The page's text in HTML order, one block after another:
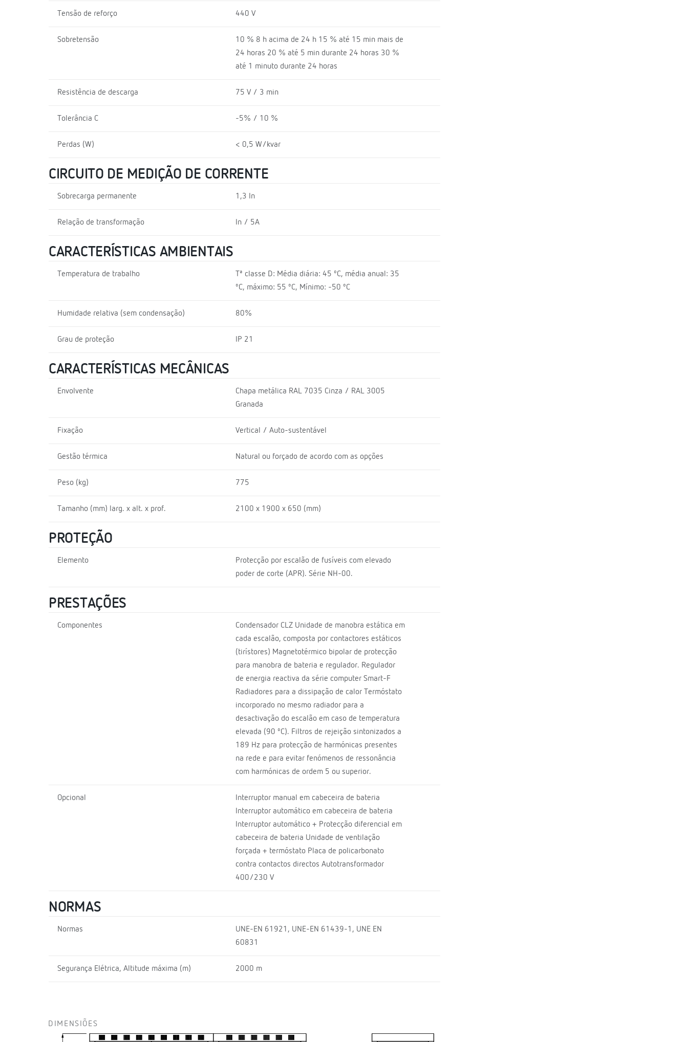
Tensão de reforço 440 V
Sobretensão
10 % 8 h acima de 24 h 15 % até 15 min mais de
24 horas 20 % até 5 min durante 24 horas 30 %
até 1 minuto durante 24 horas
Resistência de descarga 75 V / 3 min
Tolerância C -5% / 10 %
Perdas (W) < 0,5 W/kvar
CIRCUITO DE MEDIÇÃO DE CORRENTE
Sobrecarga permanente 1,3 In
Relação de transformação In / 5A
CARACTERÍSTICAS AMBIENTAIS
Temperatura de trabalho
Tª classe D: Média diária: 45 ºC, média anual: 35
ºC, máximo: 55 ºC, Mínimo: -50 ºC
Humidade relativa (sem condensação) 80%
Grau de proteção IP 21
CARACTERÍSTICAS MECÂNICAS
Envolvente
Chapa metálica RAL 7035 Cinza / RAL 3005
Granada
Fixação Vertical / Auto-sustentável
Gestão térmica Natural ou forçado de acordo com as opções
Peso (kg) 775
Tamanho (mm) larg. x alt. x prof. 2100 x 1900 x 650 (mm)
PROTEÇÃO
Elemento
Protecção por escalão de fusíveis com elevado
poder de corte (APR). Série NH-00.
PRESTAÇÕES
Componentes
Condensador CLZ Unidade de manobra estática em
cada escalão, composta por contactores estáticos
(tirístores) Magnetotérmico bipolar de protecção
para manobra de bateria e regulador. Regulador
de energia reactiva da série computer Smart-F
Radiadores para a dissipação de calor Termóstato
incorporado no mesmo radiador para a
desactivação do escalão em caso de temperatura
elevada (90 ºC). Filtros de rejeição sintonizados a
189 Hz para protecção de harmónicas presentes
na rede e para evitar fenómenos de ressonância
com harmónicas de ordem 5 ou superior.
Opcional
Interruptor manual em cabeceira de bateria
Interruptor automático em cabeceira de bateria
Interruptor automático + Protecção diferencial em
cabeceira de bateria Unidade de ventilação
forçada + termóstato Placa de policarbonato
contra contactos directos Autotransformador
400/230 V
NORMAS
Normas
UNE-EN 61921, UNE-EN 61439-1, UNE EN
60831
Segurança Elétrica, Altitude máxima (m) 2000 m
DIMENSIÕES